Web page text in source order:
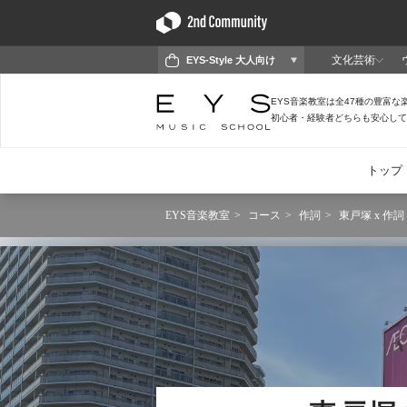
EYS音楽教室 コース 作詞 東戸塚 x 作詞